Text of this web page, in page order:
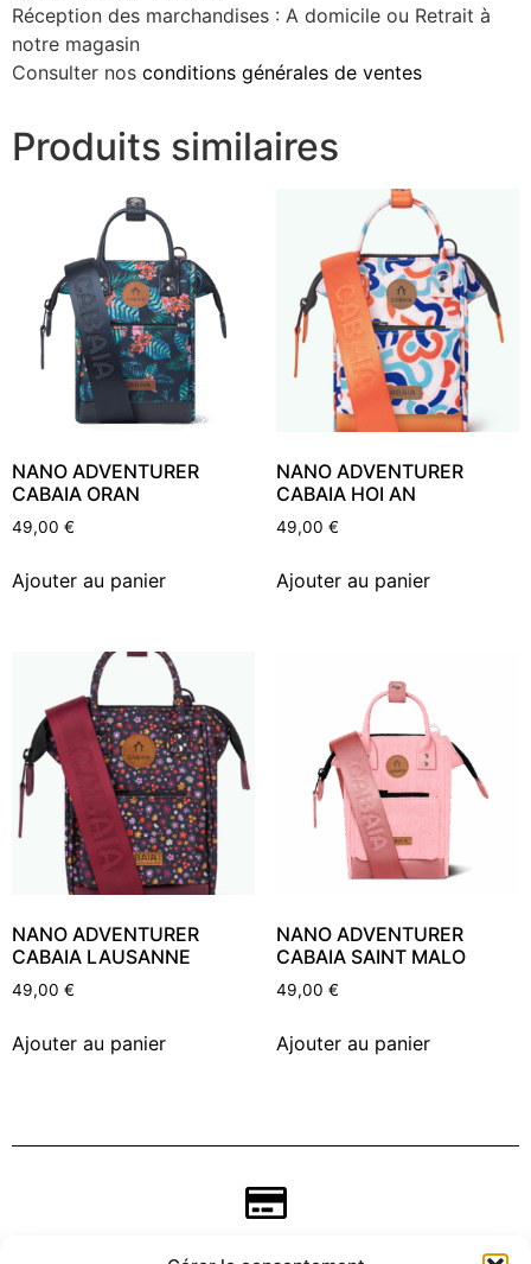
Réception des marchandises : A domicile ou Retrait à
notre magasin
Consulter nos conditions générales de ventes
Produits similaires
NANO ADVENTURER
CABAIA ORAN
49,00 €
Ajouter au panier
NANO ADVENTURER
CABAIA HOI AN
49,00 €
Ajouter au panier
NANO ADVENTURER
CABAIA LAUSANNE
49,00 €
Ajouter au panier
NANO ADVENTURER
CABAIA SAINT MALO
49,00 €
Ajouter au panier